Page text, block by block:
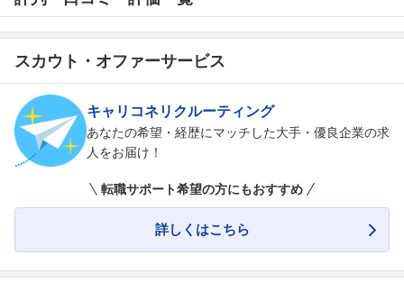
スカウト・オファーサービス
キャリコネリクルーティング
あなたの希望・経歴にマッチした大手・優良企業の求
人をお届け！
転職サポート希望の方にもおすすめ
詳しくはこちら